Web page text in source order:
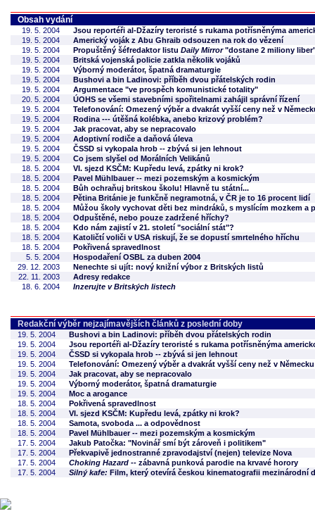
Obsah vydání
19. 5. 2004
Jsou reportéři al-Džazíry teroristé s rukama potřísněnýma
19. 5. 2004
Americký voják z Abu Ghraib odsouzen na rok do vězení
19. 5. 2004
Propuštěný šéfredaktor listu Daily Mirror"dostane 2 miliony
19. 5. 2004
Britská vojenská policie zatkla několik vojáků
19. 5. 2004
Výborný moderátor, špatná dramaturgie
19. 5. 2004
Bushovi a bin Ladinovi: příběh dvou přátelských rodin
19. 5. 2004
Argumentace "ve prospěch komunistické totality"
20. 5. 2004
ÚOHS se všemi stavebními spořitelnami zahájil správní řízení
19. 5. 2004
Telefonování: Omezený výběr a dvakrát vyšší ceny než v
19. 5. 2004
Rodina --- útěšná kolébka, anebo krizový problém?
19. 5. 2004
Jak pracovat, aby se nepracovalo
19. 5. 2004
Adoptivní rodiče a daňová úleva
19. 5. 2004
ČSSD si vykopala hrob -- zbývá si jen lehnout
19. 5. 2004
Co jsem slyšel od Morálních Velikánů
18. 5. 2004
VI. sjezd KSČM: Kupředu levá, zpátky ni krok?
18. 5. 2004
Pavel Mühlbauer -- mezi pozemským a kosmickým
18. 5. 2004
Bůh ochraňuj britskou školu! Hlavně tu státní...
18. 5. 2004
Pětina Británie je funkčně negramotná, v ČR je to 16 procent lidí
18. 5. 2004
Můžou školy vychovat děti bez mindráků, s myslícím mozkem a
18. 5. 2004
Odpuštěné, nebo pouze zadržené hříchy?
18. 5. 2004
Kdo nám zajistí v 21. století "sociální stát"?
18. 5. 2004
Katoličtí voliči v USA riskují, že se dopustí smrtelného hříchu
18. 5. 2004
Pokřivená spravedlnost
5. 5. 2004
Hospodaření OSBL za duben 2004
29. 12. 2003
Nenechte si ujít: nový knižní výbor z Britských listů
22. 11. 2003
Adresy redakce
18. 6. 2004
Inzerujte v Britských listech
Redakční výběr nejzajímavějších článků z poslední doby
19. 5. 2004
Bushovi a bin Ladinovi: příběh dvou přátelských rodin
19. 5. 2004
Jsou reportéři al-Džazíry teroristé s rukama potřísněnýma
19. 5. 2004
ČSSD si vykopala hrob -- zbývá si jen lehnout
19. 5. 2004
Telefonování: Omezený výběr a dvakrát vyšší ceny než v Německu
19. 5. 2004
Jak pracovat, aby se nepracovalo
19. 5. 2004
Výborný moderátor, špatná dramaturgie
19. 5. 2004
Moc a arogance
18. 5. 2004
Pokřivená spravedlnost
18. 5. 2004
VI. sjezd KSČM: Kupředu levá, zpátky ni krok?
18. 5. 2004
Samota, svoboda ... a odpovědnost
18. 5. 2004
Pavel Mühlbauer -- mezi pozemským a kosmickým
17. 5. 2004
Jakub Patočka: "Novinář smí být zároveň i politikem"
17. 5. 2004
Překvapivě jednostranné zpravodajství (nejen) televize Nova
17. 5. 2004
Choking Hazard -- zábavná punková parodie na krvavé horory
17. 5. 2004
Silný kafe: Film, který otevírá českou kinematografii mezinárodní